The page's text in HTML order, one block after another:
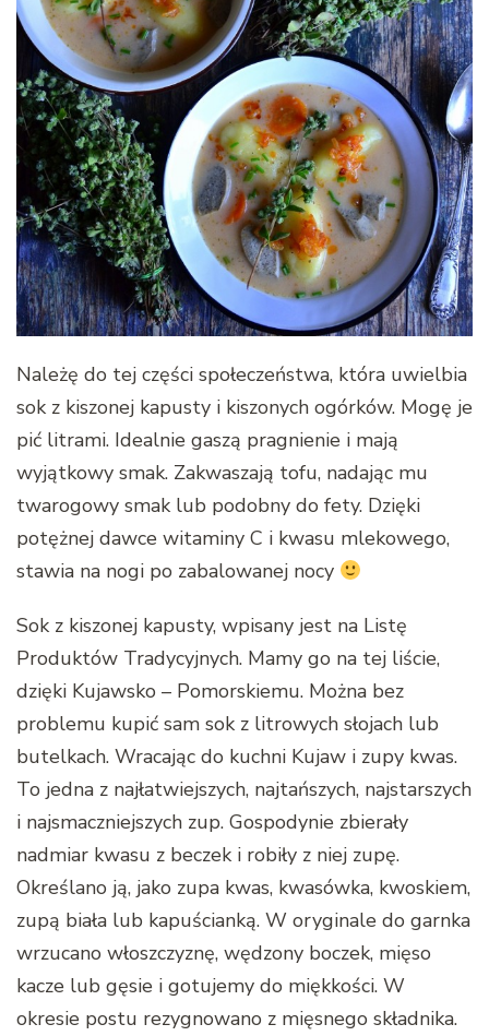
Należę do tej części społeczeństwa, która uwielbia
sok z kiszonej kapusty i kiszonych ogórków. Mogę je
pić litrami. Idealnie gaszą pragnienie i mają
wyjątkowy smak. Zakwaszają tofu, nadając mu
twarogowy smak lub podobny do fety. Dzięki
potężnej dawce witaminy C i kwasu mlekowego,
stawia na nogi po zabalowanej nocy
Sok z kiszonej kapusty, wpisany jest na Listę
Produktów Tradycyjnych. Mamy go na tej liście,
dzięki Kujawsko – Pomorskiemu. Można bez
problemu kupić sam sok z litrowych słojach lub
butelkach. Wracając do kuchni Kujaw i zupy kwas.
To jedna z najłatwiejszych, najtańszych, najstarszych
i najsmaczniejszych zup. Gospodynie zbierały
nadmiar kwasu z beczek i robiły z niej zupę.
Określano ją, jako zupa kwas, kwasówka, kwoskiem,
zupą biała lub kapuścianką. W oryginale do garnka
wrzucano włoszczyznę, wędzony boczek, mięso
kacze lub gęsie i gotujemy do miękkości. W
okresie postu rezygnowano z mięsnego składnika.